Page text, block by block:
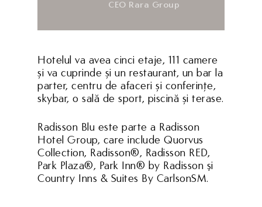
CEO Rara Group
Hotelul va avea cinci etaje, 111 camere
și va cuprinde și un restaurant, un bar la
parter, centru de afaceri și conferințe,
skybar, o sală de sport, piscină și terase.
Radisson Blu este parte a Radisson
Hotel Group, care include Quorvus
Collection, Radisson®, Radisson RED,
Park Plaza®, Park Inn® by Radisson şi
Country Inns & Suites By CarlsonSM.